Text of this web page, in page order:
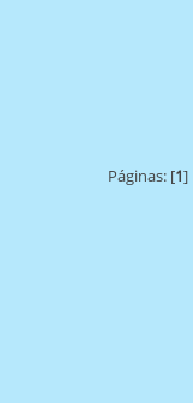
Páginas: [1]